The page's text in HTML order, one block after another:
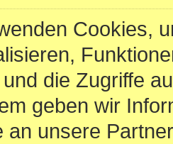
Cookies,
die Zugriffe
geben wir
an unsere